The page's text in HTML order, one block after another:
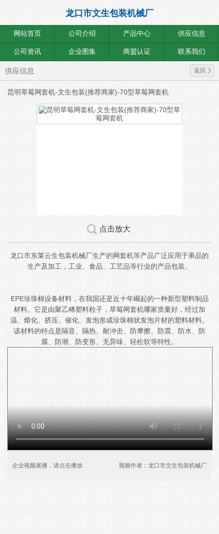
龙口市文生包装机械厂
网站首页 公司介绍 产品中心 供应信息
公司资讯 企业图集 商盟认证 联系我们
供应信息 返回
昆明草莓网套机-文生包装(推荐商家)-70型草莓网套机
点击放大
龙口市东莱云生包装机械厂生产的网套机等产品广泛应用于果品的
生产及加工，工业、食品、工艺品等行业的产品包装。
EPE珍珠棉设备材料，在我国还是近十年崛起的一种新型塑料制品
材料。它是由聚乙稀塑料粒子，草莓网套机哪家质量好，经过加
温、熔化、挤压、催化、发泡形成珍珠棉状发泡片材的塑料材料。
该材料的特点是隔音、隔热、耐冲击、防摩擦、防震、防水、防
腐、防潮、防变形、无异味、轻松软等特性。
企业视频展播，请点击播放 视频作者：龙口市文生包装机械厂